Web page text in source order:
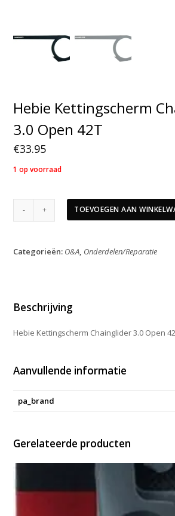
Hebie Kettingscherm
3.0 Open 42T
€33.95
1 op voorraad
Kettingscherm
Open
TOEVOEGEN AAN
Categorieën: O&A, Onderdelen/Reparatie
Beschrijving
Hebie Kettingscherm Chainglider 3.0 Open
Aanvullende informatie
pa_brand
Gerelateerde producten